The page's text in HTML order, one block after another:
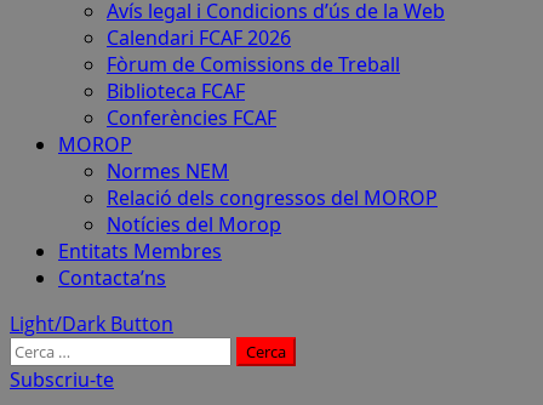
Avís legal i Condicions d’ús de la Web
Calendari FCAF 2026
Fòrum de Comissions de Treball
Biblioteca FCAF
Conferències FCAF
MOROP
Normes NEM
Relació dels congressos del MOROP
Notícies del Morop
Entitats Membres
Contacta’ns
Light/Dark Button
Cerca:
Subscriu-te